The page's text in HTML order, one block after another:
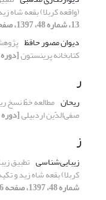
(واقعه کربلا) بقعه شاه
13، شماره 48، 1397، صفحه 86-103]
دیوان مصور حافظ
کتابخانه پرینستون[دوره 13، شماره 45، 1397، صفحه 88-103]
ر
ریحان مطالعه خطّ نسخ
صفی‌الدّین اردبیلی[دوره 13، شماره 48، 1397، صفحه 14-17]
ز
زیبایی‌شناسی تطبیق
کربلا) بقعه شاه زید و
شماره 48، 1397، صفحه 86-103]